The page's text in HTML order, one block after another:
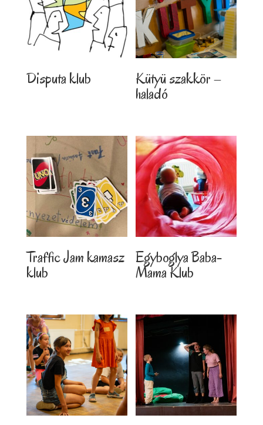
Disputa klub Kütyü szakkör –
haladó
Traffic Jam kamasz
klub
Egyboglya Baba-
Mama Klub